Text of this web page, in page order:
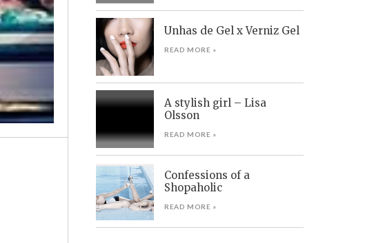
Unhas de Gel x Verniz Gel
READ MORE »
A stylish girl – Lisa
Olsson
READ MORE »
Confessions of a
Shopaholic
READ MORE »